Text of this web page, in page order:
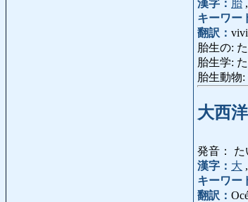
漢字： 胎 ,
キーワー
翻訳：
胎生の:
胎生学:
胎生動物:
大西洋
発音： た
漢字： 大 ,
キーワー
翻訳：